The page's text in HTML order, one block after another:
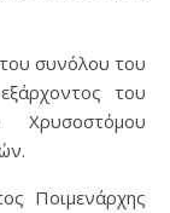
συνόλου του
του
Χρυσοστόμου
Ποιμενάρχης